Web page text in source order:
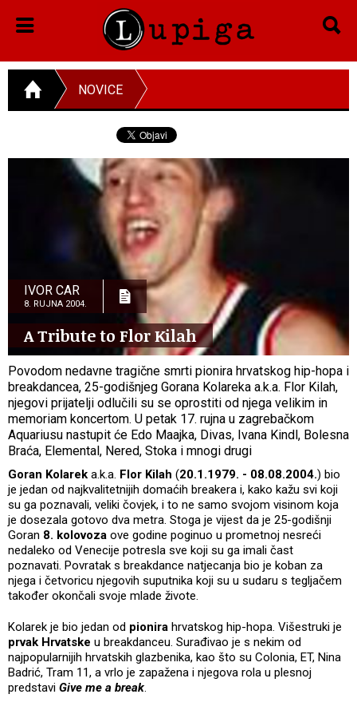
NOVICE
IVOR CAR
8. RUJNA 2004.
A Tribute to Flor Kilah
Povodom nedavne tragične smrti pionira hrvatskog hip-hopa i
breakdancea, 25-godišnjeg Gorana Kolareka a.k.a. Flor Kilah,
njegovi prijatelji odlučili su se oprostiti od njega velikim in
memoriam koncertom. U petak 17. rujna u zagrebačkom
Aquariusu nastupit će Edo Maajka, Divas, Ivana Kindl, Bolesna
Braća, Elemental, Nered, Stoka i mnogi drugi
Goran Kolarek a.k.a. Flor Kilah (20.1.1979. - 08.08.2004.) bio
je jedan od najkvalitetnijih domaćih breakera i, kako kažu svi koji
su ga poznavali, veliki čovjek, i to ne samo svojom visinom koja
je dosezala gotovo dva metra. Stoga je vijest da je 25-godišnji
Goran 8. kolovoza ove godine poginuo u prometnoj nesreći
nedaleko od Venecije potresla sve koji su ga imali čast
poznavati. Povratak s breakdance natjecanja bio je koban za
njega i četvoricu njegovih suputnika koji su u sudaru s tegljačem
također okončali svoje mlade živote.
Kolarek je bio jedan od pionira hrvatskog hip-hopa. Višestruki je
prvak Hrvatske u breakdanceu. Surađivao je s nekim od
najpopularnijih hrvatskih glazbenika, kao što su Colonia, ET, Nina
Badrić, Tram 11, a vrlo je zapažena i njegova rola u plesnoj
predstavi Give me a break.